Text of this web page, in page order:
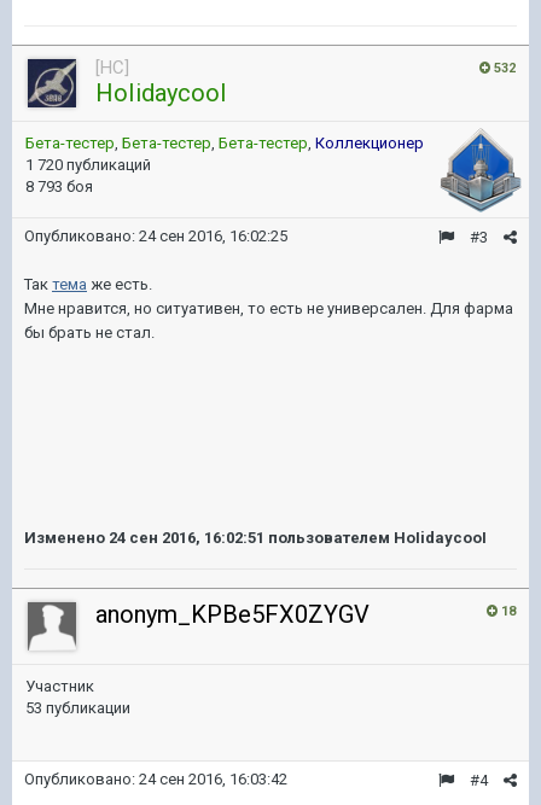
532
[HC]
HoIidaycooI
Бета-тестер, Бета-тестер, Бета-тестер, Коллекционер
1 720 публикаций
8 793 боя
#3
Опубликовано: 24 сен 2016, 16:02:25
Так тема же есть.
Мне нравится, но ситуативен, то есть не универсален. Для фарма
бы брать не стал.
Изменено 24 сен 2016, 16:02:51 пользователем HoIidaycooI
18
anonym_KPBe5FX0ZYGV
Участник
53 публикации
#4
Опубликовано: 24 сен 2016, 16:03:42